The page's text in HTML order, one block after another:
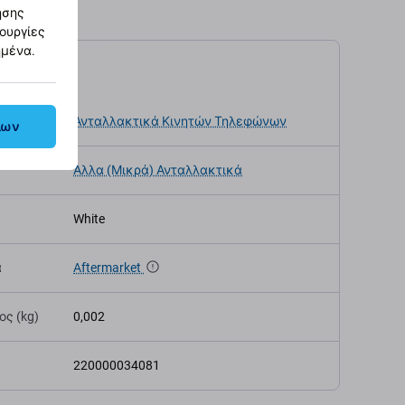
Ανταλλακτικά Κινητών Τηλεφώνων
Άλλα (Μικρά) Ανταλλακτικά
White
Aftermarket
(kg) 0,002
220000034081